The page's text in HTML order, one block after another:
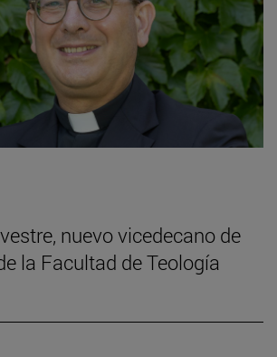
nuevo vicedecano de
la Facultad de Teología